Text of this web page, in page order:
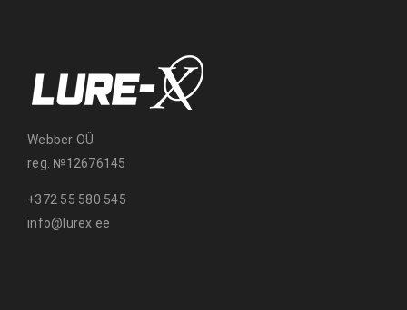
Webber OÜ
reg. №12676145
+372 55 580 545
info@lurex.ee